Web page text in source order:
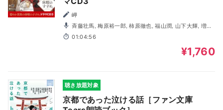
岬
俊樹, ＫＥＮＮ, 小林千晃
01:04:56
¥1,760
聴き放題対象
京都であった泣ける話［ファン文庫